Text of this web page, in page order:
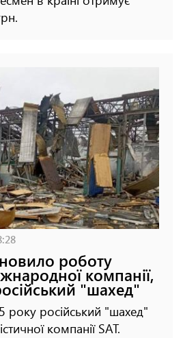
роботу
компанії,
"шахед"
року російський "шахед"
компанії SАТ.